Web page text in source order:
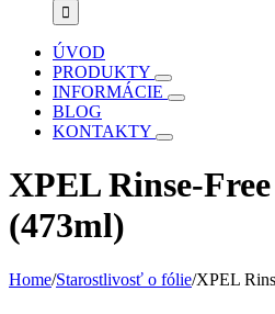
ÚVOD
PRODUKTY
INFORMÁCIE
BLOG
KONTAKTY
XPEL Rinse-
(473ml)
Home/Starostlivosť o fólie/XPEL